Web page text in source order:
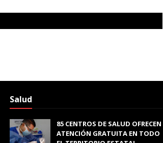
Salud
85 CENTROS DE SALUD OFRECEN
ATENCIÓN GRATUITA EN TODO